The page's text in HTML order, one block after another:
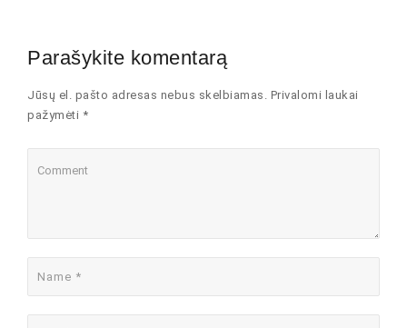
Parašykite komentarą
Jūsų el. pašto adresas nebus skelbiamas. Privalomi laukai
pažymėti *